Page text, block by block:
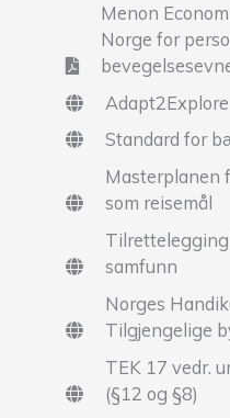
Menon
Norge for
Adapt2Explore
Standard for
Masterplanen
som reisemål
samfunn
Norges
Tilgjengelige
TEK 17 vedr.
(§12 og §8)